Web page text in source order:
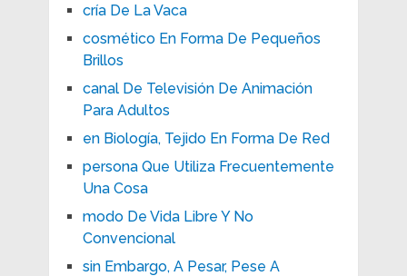
cría De La Vaca
cosmético En Forma De Pequeños
Brillos
canal De Televisión De Animación
Para Adultos
en Biología, Tejido En Forma De Red
persona Que Utiliza Frecuentemente
Una Cosa
modo De Vida Libre Y No
Convencional
sin Embargo, A Pesar, Pese A